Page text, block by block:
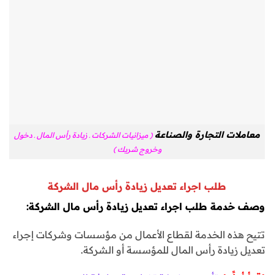
معاملات التجارة والصناعة ( ميزانيات الشركات ـ زيادة رأس المال ـ دخول
وخروج شريك )
طلب اجراء تعديل زيادة رأس مال الشركة
وصف خدمة طلب اجراء تعديل زيادة رأس مال الشركة:
تتيح هذه الخدمة لقطاع الأعمال من مؤسسات وشركات إجراء
تعديل زيادة رأس المال للمؤسسة أو الشركة.